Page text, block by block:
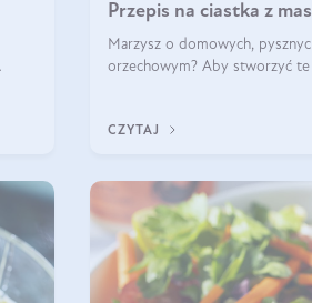
Przepis na ciastka z
Marzysz o domowych,
orzechowym? Aby stworzyć
CZYTAJ